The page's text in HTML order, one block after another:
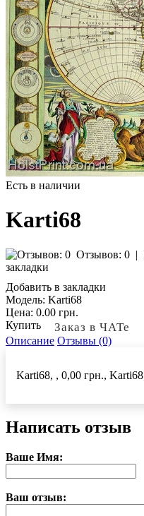
Есть в наличии
Karti68
Отзывов: 0 |
закладки
Добавить в закладки
Модель: Karti68
Цена: 0.00 грн.
Купить
Заказ в ЧАТе
Описание Отзывы (0)
Karti68, , 0,00 грн.,
Написать отзыв
Ваше Имя:
Ваш отзыв: